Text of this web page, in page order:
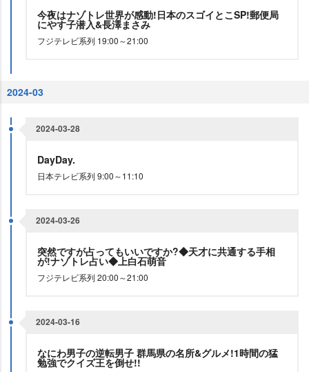
今夜はナゾトレ世界が感動!日本のスゴイとこSP!郵便局
にやす子潜入&長澤まさみ
フジテレビ系列 19:00～21:00
2024-03
2024-03-28
DayDay.
日本テレビ系列 9:00～11:10
2024-03-26
突然ですが占ってもいいですか?◆天才に共通する手相
が!ナゾトレ占い◆上白石萌音
フジテレビ系列 20:00～21:00
2024-03-16
なにわ男子の逆転男子 群馬県の名所&グルメ!1時間の猛
勉強でクイズ王を倒せ!!